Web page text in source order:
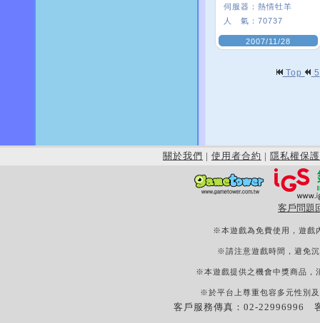
伺服器： 熱情牡羊
人 氣： 70737
2007/11/28
Top 5
關於我們 | 使用者合約 | 隱私權保護
客戶問題
※本遊戲為免費使用，遊戲
※請注意遊戲時間，避免
※本遊戲提供之機會中獎商品，
※於平台上尊重包容多元性別
客戶服務傳真：02-22996996